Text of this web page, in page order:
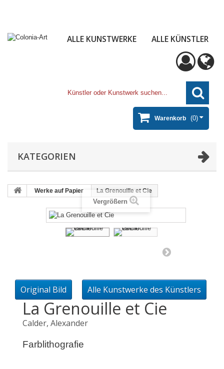
ALLE KUNSTWERKE ALLE KÜNSTLER
Warenkorb (0)
KATEGORIEN
Werke auf Papier La Grenouille et Cie
Vergrößern
Original Bild Alle Kunstwerke des Künstlers
La Grenouille et Cie
Calder, Alexander
Farblithografie